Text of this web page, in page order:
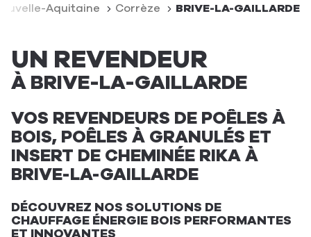
Aquitaine Corrèze BRIVE-LA-GAILLARDE
UN REVENDEUR
À BRIVE-LA-GAILLARDE
VOS REVENDEURS DE POÊLES À
BOIS, POÊLES À GRANULÉS ET
INSERT DE CHEMINÉE RIKA À
BRIVE-LA-GAILLARDE
DÉCOUVREZ NOS SOLUTIONS DE
CHAUFFAGE ÉNERGIE BOIS PERFORMANTES
ET INNOVANTES